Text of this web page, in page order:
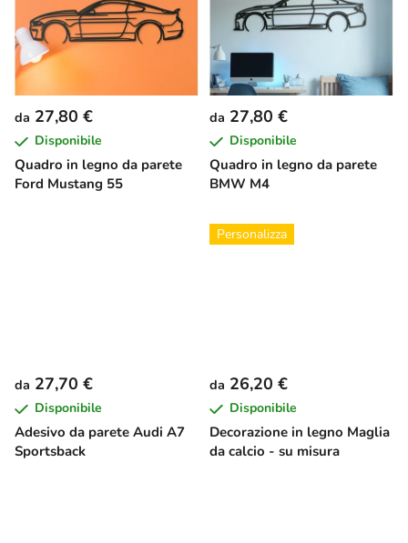
Quadro in legno da parete
Ford Mustang 55
da 27,80 €
Disponibile
Quadro in legno da parete
BMW M4
da 27,80 €
Disponibile
Adesivo da parete Audi A7
Sportsback
da 27,70 €
Disponibile
Personalizza
Decorazione in legno Maglia
da calcio - su misura
da 26,20 €
Disponibile